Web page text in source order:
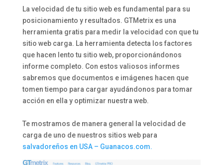
La velocidad de tu sitio web es fundamental para su
posicionamiento y resultados. GTMetrix es una
herramienta gratis para medir la velocidad con que tu
sitio web carga. La herramienta detecta los factores
que hacen lento tu sitio web, proporcionándonos
informe completo. Con estos valiosos informes
sabremos que documentos e imágenes hacen que
tomen tiempo para cargar ayudándonos para tomar
acción en ella y optimizar nuestra web.
Te mostramos de manera general la velocidad de
carga de uno de nuestros sitios web para
salvadoreños en USA – Guanacos.com.